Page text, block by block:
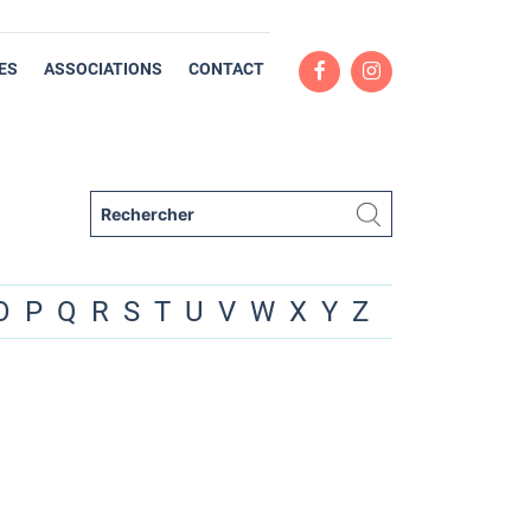
ASSOCIATIONS CONTACT
P Q R S T U V W X Y Z